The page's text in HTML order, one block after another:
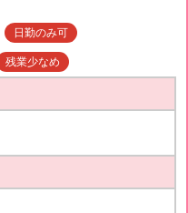
日勤のみ可
残業少なめ